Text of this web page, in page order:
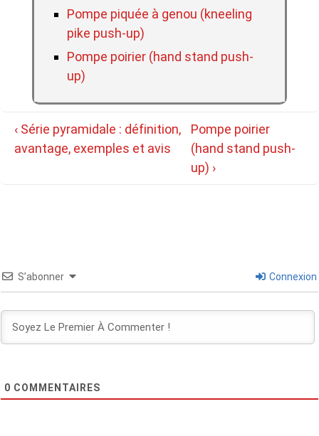
Pompe piquée à genou (kneeling
pike push-up)
Pompe poirier (hand stand push-
up)
Navigation
de
Previous
Post
‹ Série pyramidale : définition,
avantage, exemples et avis
Next
Post
is
Pompe poirier
(hand stand push-
up) ›
S’abonner Connexion
0 COMMENTAIRES